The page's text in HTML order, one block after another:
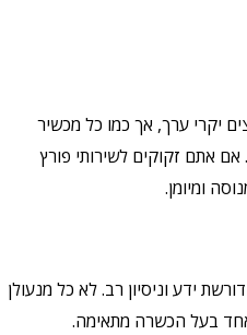
יקרי ערך, אך כמו כל מכשיר
אתם זקוקים לשירותי פורץ
ומיומן.
ידע וניסיון רב. לא כל מנעולן
אחד בעל הכשרה מתאימה.